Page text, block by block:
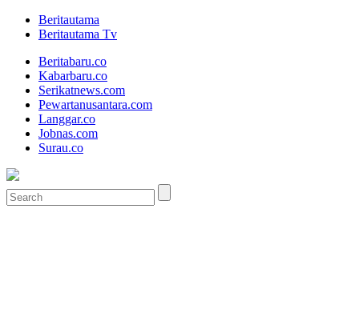
Beritautama
Beritautama Tv
Beritabaru.co
Kabarbaru.co
Serikatnews.com
Pewartanusantara.com
Langgar.co
Jobnas.com
Surau.co